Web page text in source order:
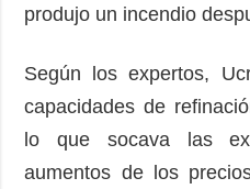
produjo un incendio
Según los expertos,
capacidades de
lo que socava las
aumentos de los